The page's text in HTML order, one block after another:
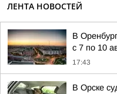
ЛЕНТА НОВОСТЕЙ
В
с 7 по 10
17:43
В Орске